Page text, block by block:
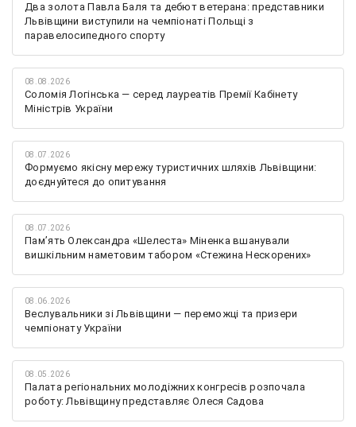
Два золота Павла Баля та дебют ветерана: представники
Львівщини виступили на чемпіонаті Польщі з
паравелосипедного спорту
08.08.2026
Соломія Логінська — серед лауреатів Премії Кабінету
Міністрів України
08.07.2026
Формуємо якісну мережу туристичних шляхів Львівщини:
доєднуйтеся до опитування
08.07.2026
Памʼять Олександра «Шелеста» Міненка вшанували
вишкільним наметовим табором «Стежина Нескорених»
08.06.2026
Веслувальники зі Львівщини — переможці та призери
чемпіонату України
08.05.2026
Палата регіональних молодіжних конгресів розпочала
роботу: Львівщину представляє Олеся Садова